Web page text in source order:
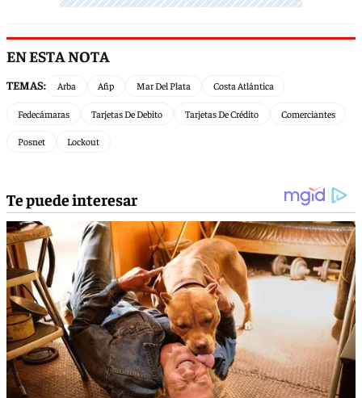
EN ESTA NOTA
TEMAS: Arba Afip Mar Del Plata Costa Atlántica
Fedecámaras Tarjetas De Debito Tarjetas De Crédito Comerciantes
Posnet Lockout